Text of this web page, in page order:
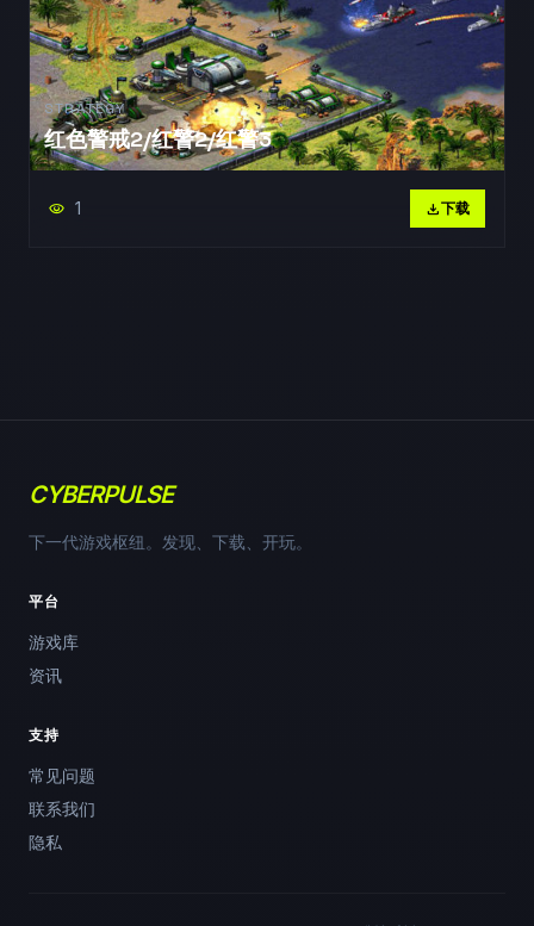
STRATEGY
红色警戒2/红警2/红警3
visibility 1 download下载
CYBERPULSE
下一代游戏枢纽。发现、下载、开玩。
平台
游戏库
资讯
支持
常见问题
联系我们
隐私